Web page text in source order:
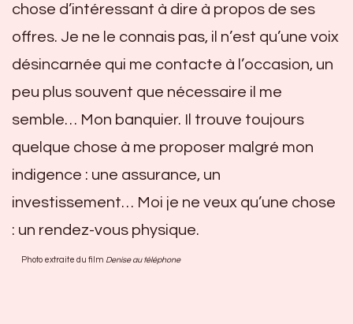
chose d’intéressant à dire à propos de ses
offres. Je ne le connais pas, il n’est qu’une voix
désincarnée qui me contacte à l’occasion, un
peu plus souvent que nécessaire il me
semble… Mon banquier. Il trouve toujours
quelque chose à me proposer malgré mon
indigence : une assurance, un
investissement… Moi je ne veux qu’une chose
: un rendez-vous physique.
Photo extraite du film Denise au téléphone